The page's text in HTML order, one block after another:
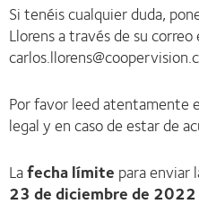
Si tenéis cualquier duda,
Llorens a través de su
Por favor leed atentamente
legal y en caso de estar de
Lafecha límite para enviar
23 de diciembre de 2022